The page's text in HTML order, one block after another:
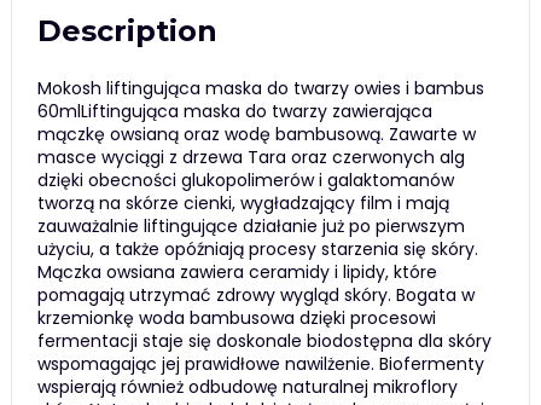
Description
Mokosh liftingująca maska do twarzy owies i bambus
60mlLiftingująca maska do twarzy zawierająca
mączkę owsianą oraz wodę bambusową. Zawarte w
masce wyciągi z drzewa Tara oraz czerwonych alg
dzięki obecności glukopolimerów i galaktomanów
tworzą na skórze cienki, wygładzający film i mają
zauważalnie liftingujące działanie już po pierwszym
użyciu, a także opóźniają procesy starzenia się skóry.
Mączka owsiana zawiera ceramidy i lipidy, które
pomagają utrzymać zdrowy wygląd skóry. Bogata w
krzemionkę woda bambusowa dzięki procesowi
fermentacji staje się doskonale biodostępna dla skóry
wspomagając jej prawidłowe nawilżenie. Biofermenty
wspierają również odbudowę naturalnej mikroflory